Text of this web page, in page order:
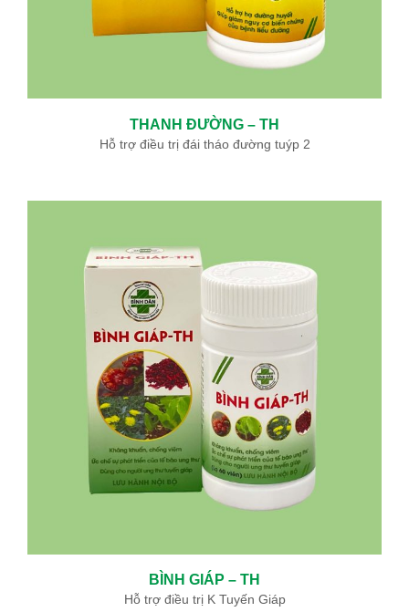
THANH ĐƯỜNG – TH
Hỗ trợ điều trị đái tháo đường tuýp 2
BÌNH GIÁP – TH
Hỗ trợ điều trị K Tuyến Giáp